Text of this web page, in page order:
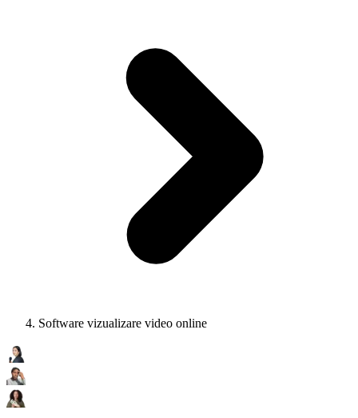
Software vizualizare video online